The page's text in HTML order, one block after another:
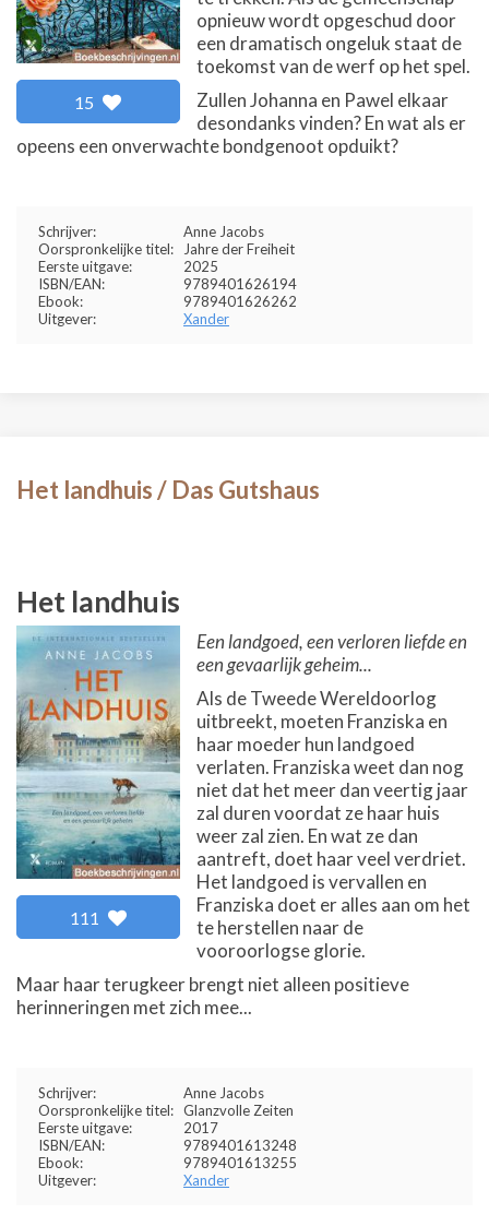
15
opnieuw wordt opgeschud door
een dramatisch ongeluk staat de
toekomst van de werf op het spel.
Zullen Johanna en Pawel elkaar
desondanks vinden? En wat als er
opeens een onverwachte bondgenoot opduikt?
Schrijver:
Anne Jacobs
Oorspronkelijke titel:
Jahre der Freiheit
Eerste uitgave:
2025
ISBN/EAN:
9789401626194
Ebook:
9789401626262
Uitgever:
Xander
Het landhuis / Das Gutshaus
Het landhuis
111
Een landgoed, een verloren liefde en
een gevaarlijk geheim...
Als de Tweede Wereldoorlog
uitbreekt, moeten Franziska en
haar moeder hun landgoed
verlaten. Franziska weet dan nog
niet dat het meer dan veertig jaar
zal duren voordat ze haar huis
weer zal zien. En wat ze dan
aantreft, doet haar veel verdriet.
Het landgoed is vervallen en
Franziska doet er alles aan om het
te herstellen naar de
vooroorlogse glorie.
Maar haar terugkeer brengt niet alleen positieve
herinneringen met zich mee...
Schrijver:
Anne Jacobs
Oorspronkelijke titel: Glanzvolle Zeiten
Eerste uitgave:
2017
ISBN/EAN:
9789401613248
Ebook:
9789401613255
Uitgever:
Xander